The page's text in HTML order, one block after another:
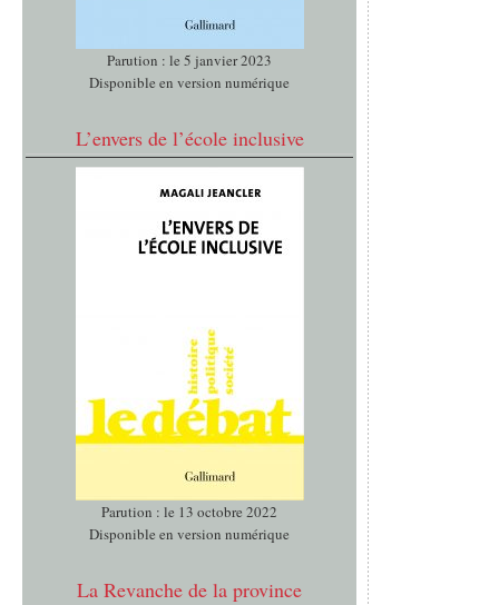
Parution : le 5 janvier 2023
Disponible en version numérique
L’envers de l’école inclusive
Parution : le 13 octobre 2022
Disponible en version numérique
La Revanche de la province